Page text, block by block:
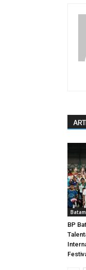
Batam
BP